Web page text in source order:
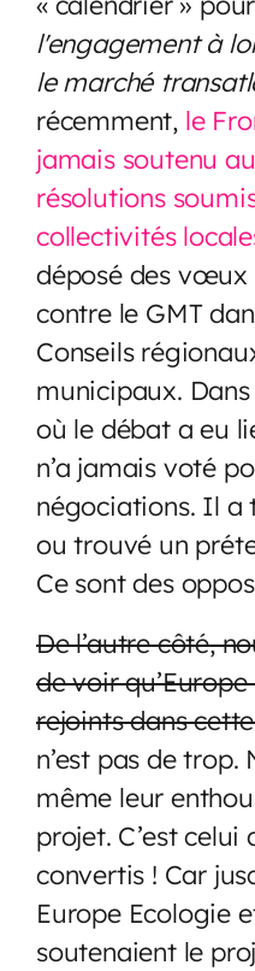
l'engagement à
le marché
récemment, le
jamais soutenu
résolutions
collectivités
déposé des vœux
contre le GMT
Conseils
municipaux.
où le débat a eu
n’a jamais voté
négociations. Il a
ou trouvé un
Ce sont des
De l’autre côté,
de voir
rejoints dans
n’est pas de
même leur
projet. C’est celui
convertis ! Car
Europe Ecologie
soutenaient le